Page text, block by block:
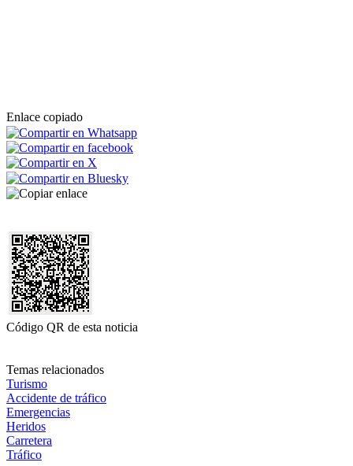
Enlace copiado
Código QR de esta noticia
Temas relacionados
Turismo
Accidente de tráfico
Emergencias
Heridos
Carretera
Tráfico